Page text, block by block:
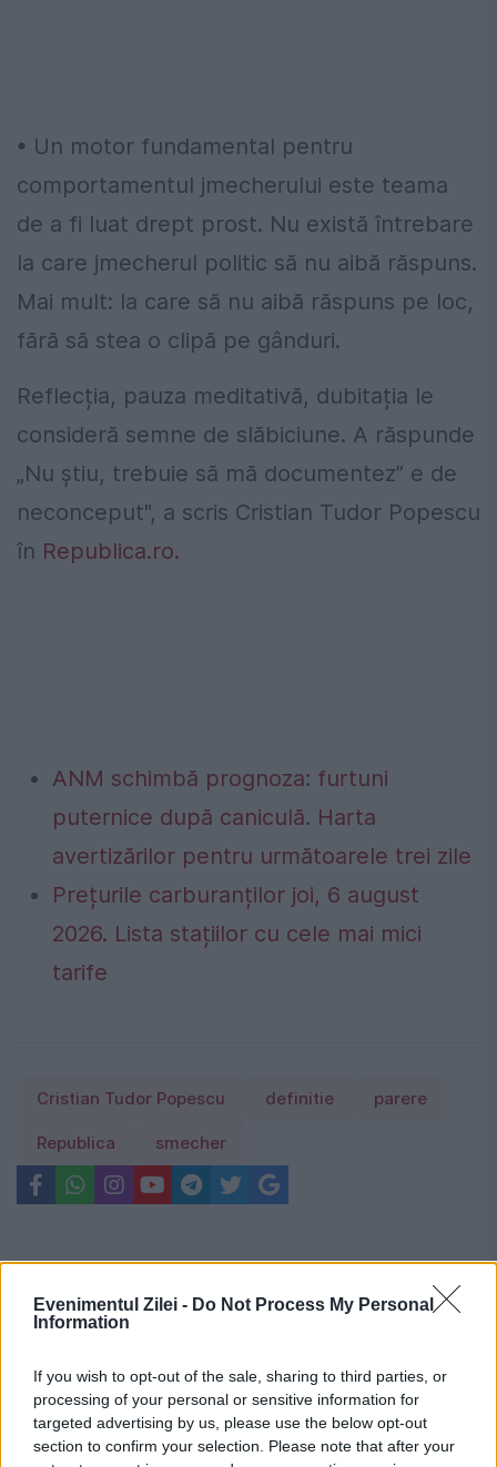
Evenimentul Zilei - Do Not Process My Personal
Information
If you wish to opt-out of the sale, sharing to third parties, or
processing of your personal or sensitive information for
targeted advertising by us, please use the below opt-out
section to confirm your selection. Please note that after your
• Un motor fundamental pentru
comportamentul jmecherului este teama
de a fi luat drept prost. Nu există întrebare
la care jmecherul politic să nu aibă răspuns.
Mai mult: la care să nu aibă răspuns pe loc,
fără să stea o clipă pe gânduri.
Reflecția, pauza meditativă, dubitația le
consideră semne de slăbiciune. A răspunde
„Nu știu, trebuie să mă documentez” e de
neconceput", a scris Cristian Tudor Popescu
în Republica.ro.
ANM schimbă prognoza: furtuni
puternice după caniculă. Harta
avertizărilor pentru următoarele trei zile
Prețurile carburanților joi, 6 august
2026. Lista stațiilor cu cele mai mici
tarife
Cristian Tudor Popescu definitie parere
Republica smecher